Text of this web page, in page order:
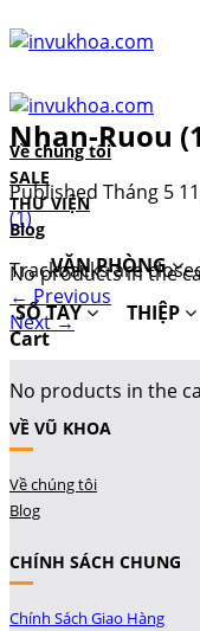
to
Về chúng tôi
SALE
THƯ VIỆN
Blog
No products in the
VĂN PHÒNG
SỔ TAY
THIỆP
Cart
No products in the
Nhan-Ruou
Published Tháng 5
(1)
Trackbacks are
← Previous
Next→
VỀ VŨ KHOA
Về chúng tôi
Blog
CHÍNH SÁCH CHUNG
Chính Sách Giao Hàng